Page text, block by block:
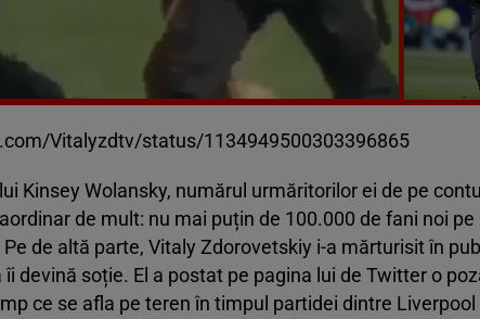
Vezi
Vitalyzdtv/status/1134949500303396865
Kinsey Wolansky, numărul urmăritorilor ei de pe
de mult: nu mai puțin de 100.000 de fani noi
de altă parte, Vitaly Zdorovetskiy i-a mărturisit în
devină soție. El a postat pe pagina lui de Twitter o
ce se afla pe teren în timpul partidei dintre